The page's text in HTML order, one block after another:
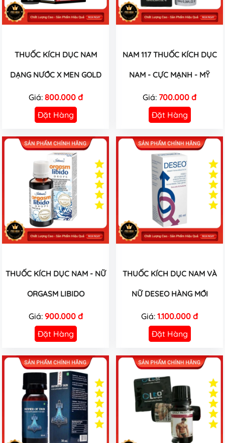
THUỐC KÍCH DỤC NAM
DẠNG NƯỚC X MEN GOLD
Giá: 800.000 đ
Đặt Hàng
NAM 117 THUỐC KÍCH DỤC
NAM - CỰC MẠNH - MỸ
Giá: 700.000 đ
Đặt Hàng
THUỐC KÍCH DỤC NAM - NỮ
ORGASM LIBIDO
Giá: 900.000 đ
Đặt Hàng
THUỐC KÍCH DỤC NAM VÀ
NỮ DESEO HÀNG MỚI
Giá: 1.100.000 đ
Đặt Hàng